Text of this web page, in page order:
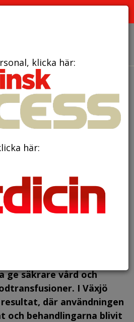
ge säkrare vård och
I Växjö
där användningen
och behandlingarna blivit
klicka här:
här: